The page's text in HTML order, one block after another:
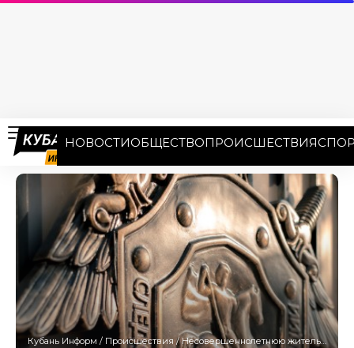
НОВОСТИОБЩЕСТВОПРОИСШЕСТВИЯ
Кубань Информ / Происшествия /Несовершеннолетнюю жительницу Краснодара обвинили в призывых к терроризму в сети